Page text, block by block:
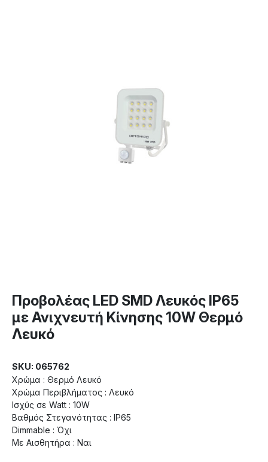
Προβολέας LED SMD Λευκός IP65
με Ανιχνευτή Κίνησης 10W Θερμό
Λευκό
SKU: 065762
Χρώμα : Θερμό Λευκό
Χρώμα Περιβλήματος : Λευκό
Ισχύς σε Watt : 10W
Βαθμός Στεγανότητας : IP65
Dimmable : Όχι
Με Αισθητήρα : Ναι